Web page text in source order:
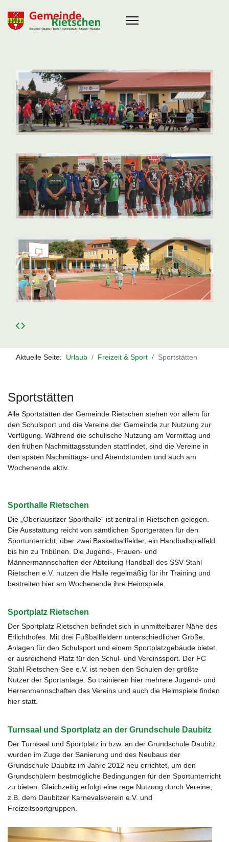
Aktuelle Seite: Urlaub Freizeit & Sport Sportstätten
Sportstätten
Alle Sportstätten der Gemeinde Rietschen stehen vor allem für
den Schulsport und die Vereine der Gemeinde zur Nutzung zur
Verfügung. Während die schulische Nutzung am Vormittag und
den frühen Nachmittagsstunden stattfindet, sind die Vereine in
den späten Nachmittags- und Abendstunden und auch am
Wochenende aktiv.
Sporthalle Rietschen
Die „Oberlausitzer Sporthalle“ ist zentral in Rietschen gelegen.
Die Ausstattung reicht von sämtlichen Sportgeräten für den
Sportunterricht, über zwei Basketballfelder, ein Handballspielfeld
bis hin zu Tribünen. Die Jugend-, Frauen- und
Männermannschaften der Abteilung Handball des SSV Stahl
Rietschen e.V. nutzen die Halle regelmäßig für ihr Training und
bestreiten hier am Wochenende ihre Heimspiele.
Sportplatz Rietschen
Der Sportplatz Rietschen befindet sich in unmittelbarer Nähe des
Erlichthofes. Mit drei Fußballfeldern unterschiedlicher Größe,
Anlagen für den Schulsport und einem Sportplatzgebäude bietet
er ausreichend Platz für den Schul- und Vereinssport. Der FC
Stahl Rietschen-See e.V. ist neben den Schulen der größte
Nutzer der Sportanlage. So trainieren hier mehrere Jugend- und
Herrenmannschaften des Vereins und auch die Heimspiele finden
hier statt.
Turnsaal und Sportplatz an der Grundschule Daubitz
Der Turnsaal und Sportplatz in bzw. an der Grundschule Daubitz
wurden im Zuge der Sanierung und des Neubaus der
Grundschule Daubitz im Jahre 2012 neu errichtet, um den
Grundschülern bestmögliche Bedingungen für den Sportunterricht
zu bieten. Gleichzeitig erfolgt eine rege Nutzung durch Vereine,
z.B. dem Daubitzer Karnevalsverein e.V. und
Freizeitsportgruppen.